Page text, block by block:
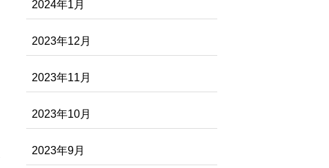
2024年1月
2023年12月
2023年11月
2023年10月
2023年9月